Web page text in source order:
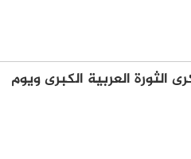
العربية الكبرى ويوم